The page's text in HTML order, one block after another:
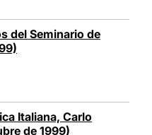
del Seminario de
Italiana, Carlo
de 1999)